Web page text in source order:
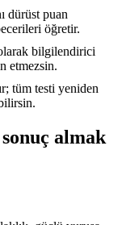
dürüst puan
öğretir.
bilgilendirici
etmezsin.
tüm testi yeniden
almak